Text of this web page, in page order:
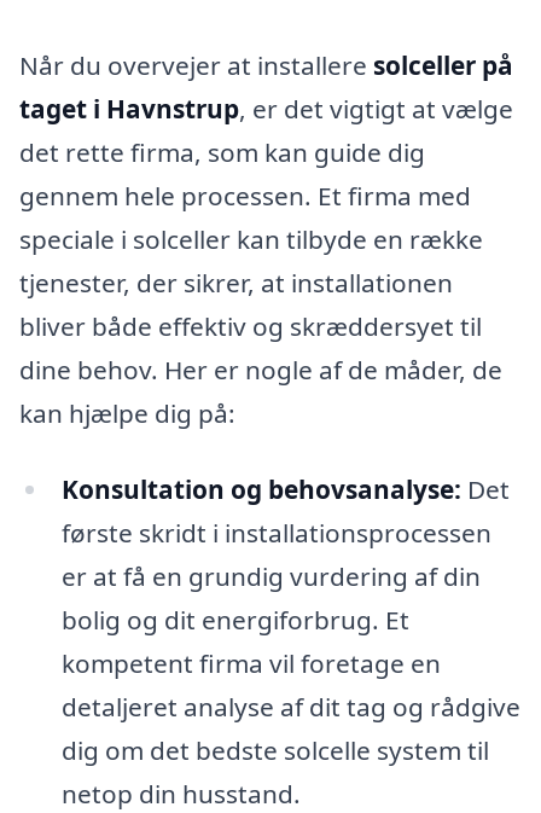
Når du overvejer at installere solceller på
taget i Havnstrup, er det vigtigt at vælge
det rette firma, som kan guide dig
gennem hele processen. Et firma med
speciale i solceller kan tilbyde en række
tjenester, der sikrer, at installationen
bliver både effektiv og skræddersyet til
dine behov. Her er nogle af de måder, de
kan hjælpe dig på:
Konsultation og behovsanalyse: Det
første skridt i installationsprocessen
er at få en grundig vurdering af din
bolig og dit energiforbrug. Et
kompetent firma vil foretage en
detaljeret analyse af dit tag og rådgive
dig om det bedste solcelle system til
netop din husstand.